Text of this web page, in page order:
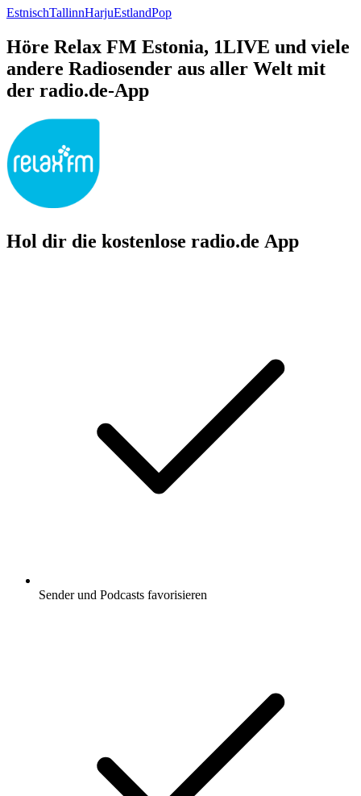
EstnischTallinnHarjuEstlandPop
Höre Relax FM Estonia, 1LIVE und viele
andere Radiosender aus aller Welt mit
der radio.de-App
Hol dir die kostenlose radio.de App
Sender und Podcasts favorisieren